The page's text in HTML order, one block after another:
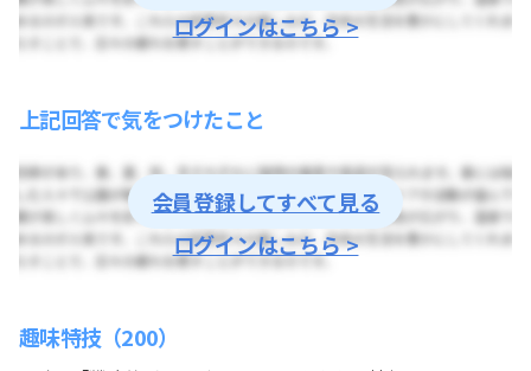
ログインはこちら >
上記回答で気をつけたこと
会員登録してすべて見る
ログインはこちら >
趣味特技（200）